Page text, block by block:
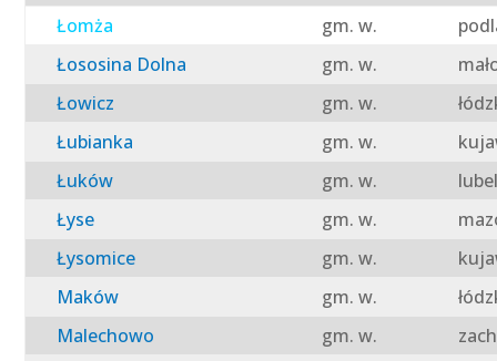
Łomża
gm. w.
Łososina Dolna
gm. w.
Łowicz
gm. w.
Łubianka
gm. w.
Łuków
gm. w.
Łyse
gm. w.
Łysomice
gm. w.
Maków
gm. w.
Malechowo
gm. w.